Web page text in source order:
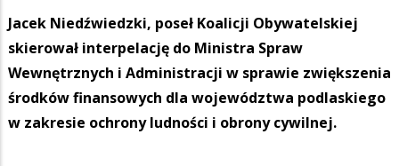
Jacek Niedźwiedzki, poseł Koalicji Obywatelskiej
skierował interpelację do Ministra Spraw
Wewnętrznych i Administracji w sprawie zwiększenia
środków finansowych dla województwa podlaskiego
w zakresie ochrony ludności i obrony cywilnej.